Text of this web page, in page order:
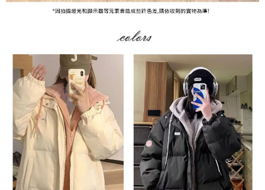
任。
４．使用「AFTEE先享後付」時，將依據個別帳號之用戶狀況，依本公司即
恩沛科技股份有限公司將有權停止該用戶之使用額度並採取法律行動。